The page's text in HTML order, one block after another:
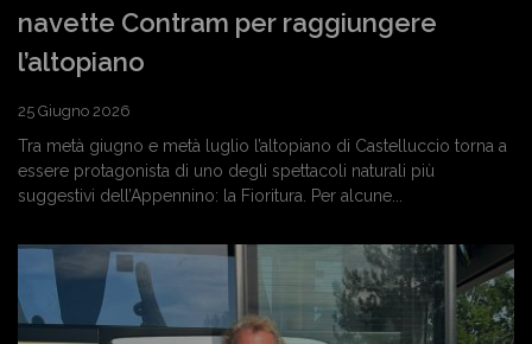
navette Contram per raggiungere
l’altopiano
25 Giugno 2026
Tra metà giugno e metà luglio l’altopiano di Castelluccio torna a
essere protagonista di uno degli spettacoli naturali più
suggestivi dell’Appennino: la Fioritura. Per alcune...